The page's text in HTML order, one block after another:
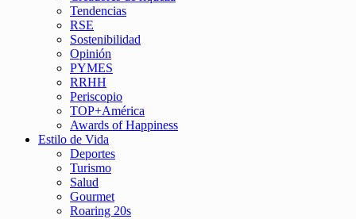
Tendencias
RSE
Sostenibilidad
Opinión
PYMES
RRHH
Periscopio
TOP+América
Awards of Happiness
Estilo de Vida
Deportes
Turismo
Salud
Gourmet
Roaring 20s